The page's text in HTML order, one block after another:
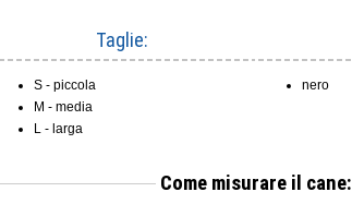
Taglie:
S - piccola
M - media
L - larga
nero
Come misurare il cane: